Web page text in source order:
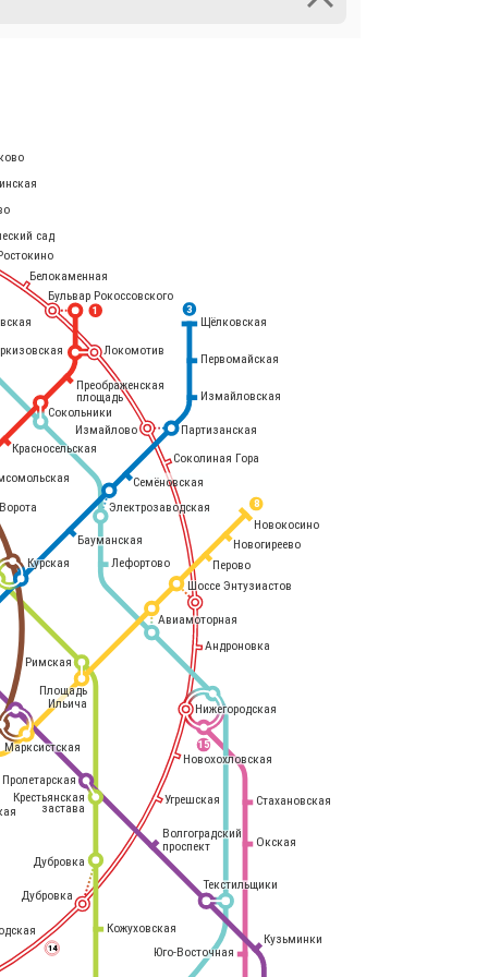
3
1
8
15
14
Локомотив
Измайлово
Соколиная Гора
Андроновка
Нижегородская
Новохохловская
Угрешская
Дубровка
сад
Белокаменная
Текстильщики
Кузьминки
Кожуховская
Щёлковская
Первомайская
Измайловская
Бульвар Рокоссовского
Красносельская
Сокольники
Партизанская
Бауманская
Перово
Новогиреево
Новокосино
Площадь
Ильича
Римская
Дубровка
Марксистская
Преображенская
площадь
Волгоградский
проспект
Юго-Восточная
Окская
Стахановская
Курская
Электрозаводская
Семёновская
Авиамоторная
Крестьянская
застава
Пролетарская
Лефортово
Шоссе Энтузиастов